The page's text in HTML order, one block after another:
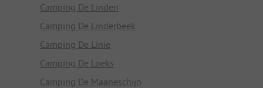
Camping De Linden
Camping De Linderbeek
Camping De Linie
Camping De Loeks
Camping De Maaneschijn